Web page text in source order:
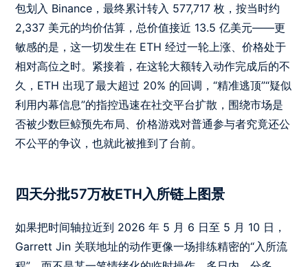
包划入 Binance，最终累计转入 577,717 枚，按当时约
2,337 美元的均价估算，总价值接近 13.5 亿美元——更
敏感的是，这一切发生在 ETH 经过一轮上涨、价格处于
相对高位之时。紧接着，在这轮大额转入动作完成后的不
久，ETH 出现了最大超过 20% 的回调，“精准逃顶”“疑似
利用内幕信息”的指控迅速在社交平台扩散，围绕市场是
否被少数巨鲸预先布局、价格游戏对普通参与者究竟还公
不公平的争议，也就此被推到了台前。
四天分批57万枚ETH入所链上图景
如果把时间轴拉近到 2026 年 5 月 6 日至 5 月 10 日，
Garrett Jin 关联地址的动作更像一场排练精密的“入所流